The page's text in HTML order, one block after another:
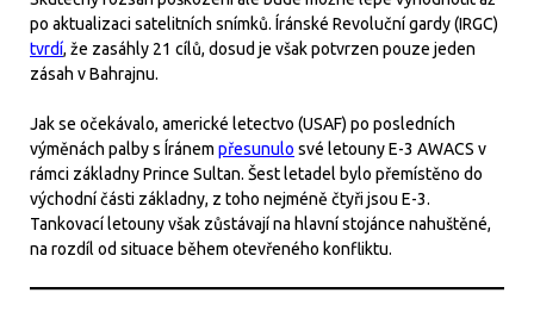
po aktualizaci satelitních snímků. Íránské Revoluční gardy (IRGC)
tvrdí, že zasáhly 21 cílů, dosud je však potvrzen pouze jeden
zásah v Bahrajnu.
Jak se očekávalo, americké letectvo (USAF) po posledních
výměnách palby s Íránem přesunulo své letouny E-3 AWACS v
rámci základny Prince Sultan. Šest letadel bylo přemístěno do
východní části základny, z toho nejméně čtyři jsou E-3.
Tankovací letouny však zůstávají na hlavní stojánce nahuštěné,
na rozdíl od situace během otevřeného konfliktu.